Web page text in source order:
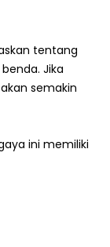
tentang
Jika
semakin
ini memiliki